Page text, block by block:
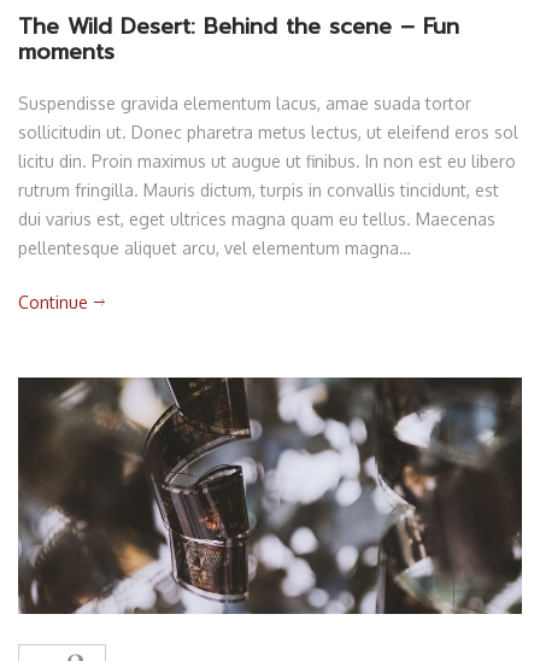
The Wild Desert: Behind the scene – Fun
moments
Suspendisse gravida elementum lacus, amae suada tortor
sollicitudin ut. Donec pharetra metus lectus, ut eleifend eros sol
licitu din. Proin maximus ut augue ut finibus. In non est eu libero
rutrum fringilla. Mauris dictum, turpis in convallis tincidunt, est
dui varius est, eget ultrices magna quam eu tellus. Maecenas
pellentesque aliquet arcu, vel elementum magna…
Continue